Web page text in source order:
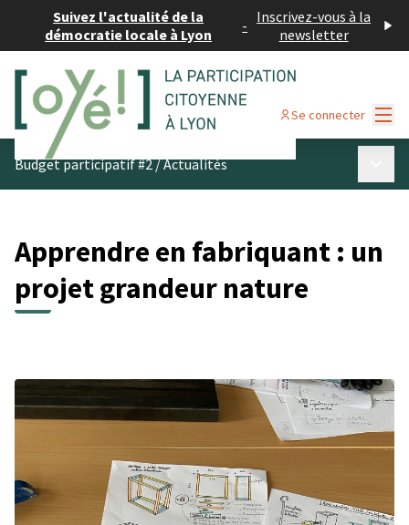
Suivez l'actualité de la
démocratie locale à Lyon
- Inscrivez-vous à la
newsletter
Se connecter
Budget participatif #2/Actualités
Apprendre en fabriquant : un
projet grandeur nature